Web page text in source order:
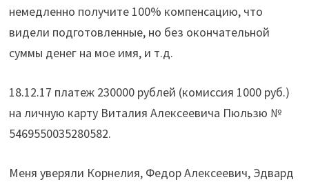
немедленно получите 100% компенсацию, что
видели подготовленные, но без окончательной
суммы денег на мое имя, и т.д.
18.12.17 платеж 230000 рублей (комиссия 1000 руб.)
на личную карту Виталия Алексеевича Пюльзю №
5469550035280582.
Меня уверяли Корнелия, Федор Алексеевич, Эдвард